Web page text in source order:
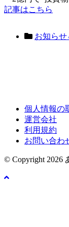
記事はこちら
お知ら
個人情報の
運営会社
利用規約
お問い合わ
© Copyright 2026